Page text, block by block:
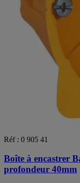
Réf : 0 905 41
Boîte à encastrer
profondeur 40mm